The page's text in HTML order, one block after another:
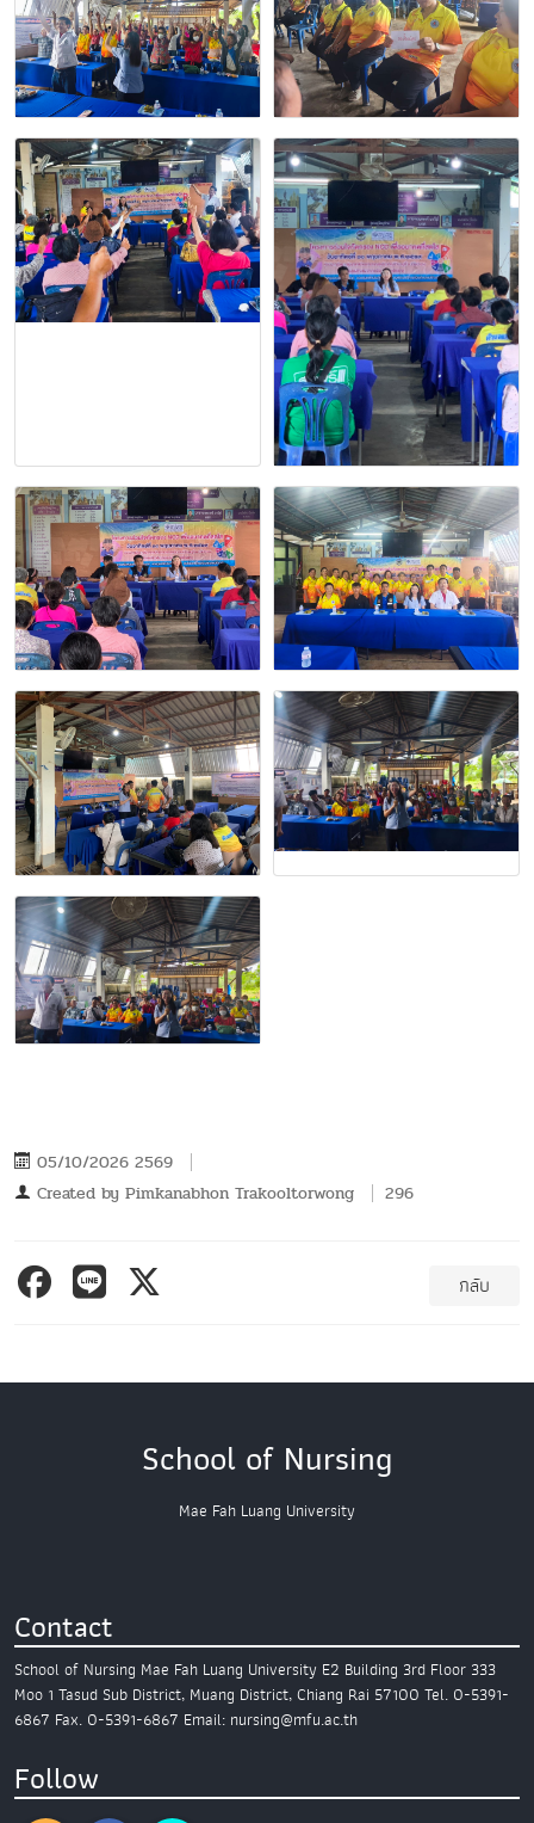
05/10/2026 2569
Created by Pimkanabhon Trakooltorwong 296
กลับ
School of Nursing
Mae Fah Luang University
Contact
School of Nursing Mae Fah Luang University E2 Building 3rd Floor 333
Moo 1 Tasud Sub District, Muang District, Chiang Rai 57100 Tel. 0-5391-
6867 Fax. 0-5391-6867 Email: nursing@mfu.ac.th
Follow